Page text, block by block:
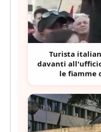
Turista
davanti
le fiamme